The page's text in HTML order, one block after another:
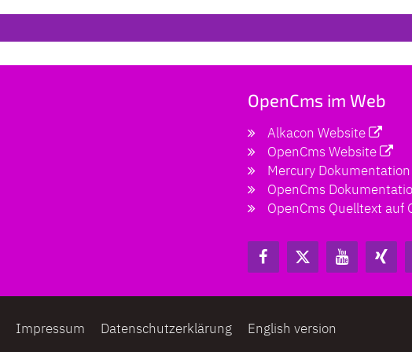
OpenCms im Web
Alkacon Website
OpenCms Website
Mercury Dokumentation
OpenCms
OpenCms Quelltext auf
Impressum Datenschutzerklärung English version